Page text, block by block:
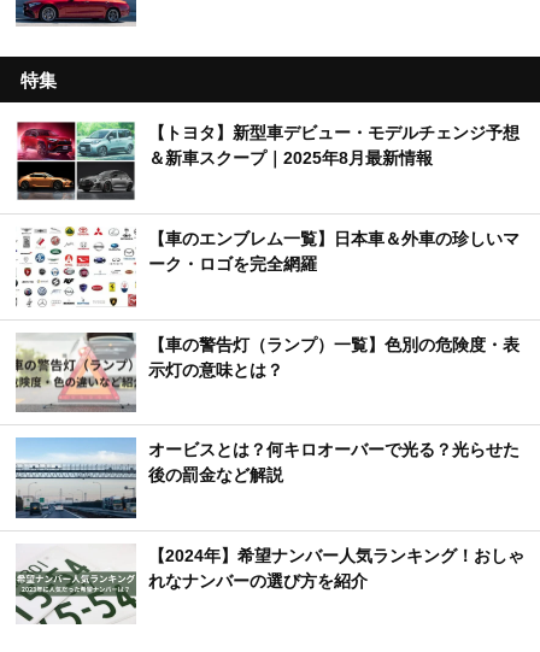
特集
【トヨタ】新型車デビュー・モデルチェンジ予想
＆新車スクープ｜2025年8月最新情報
【車のエンブレム一覧】日本車＆外車の珍しいマ
ーク・ロゴを完全網羅
【車の警告灯（ランプ）一覧】色別の危険度・表
示灯の意味とは？
オービスとは？何キロオーバーで光る？光らせた
後の罰金など解説
【2024年】希望ナンバー人気ランキング！おしゃ
れなナンバーの選び方を紹介